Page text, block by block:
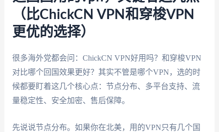
（比ChickCN VPN和穿梭VPN
更优的选择）
很多海外党都会问：ChickCN VPN好用吗？和穿梭VPN
对比哪个回国效果更好？其实不管是哪个VPN，选的时
候都要盯着这几个核心点：节点分布、多平台支持、流
量稳定性、安全加密、售后保障。
先说说节点分布。如果你在北美，用的VPN只有几个国